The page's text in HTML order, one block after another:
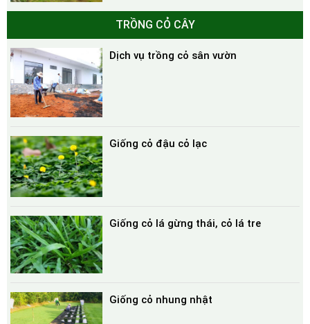
TRỒNG CỎ CÂY
Dịch vụ trồng cỏ sân vườn
Giống cỏ đậu cỏ lạc
Giống cỏ lá gừng thái, cỏ lá tre
Giống cỏ nhung nhật